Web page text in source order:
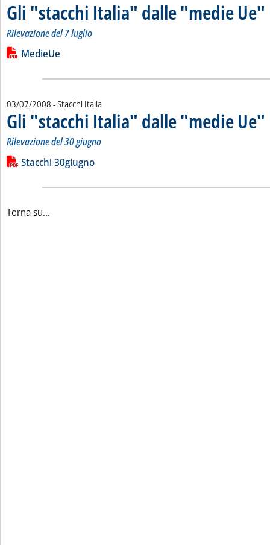
Gli "stacchi Italia" dalle "medie Ue"
Rilevazione del 7 luglio
Leggi tutta la notizia: 'Gli "stacchi Italia" dalle "medie Ue"'
Lista allegati PDF alla notizia
MedieUe
03/07/2008 - Stacchi Italia
Gli "stacchi Italia" dalle "medie Ue"
Rilevazione del 30 giugno
Leggi tutta la notizia: 'Gli "stacchi Italia" dalle "medie Ue"'
Lista allegati PDF alla notizia
Stacchi 30giugno
Torna su...